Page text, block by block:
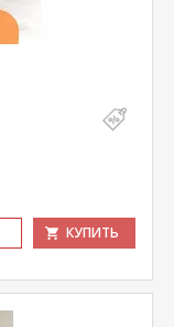
КУПИТЬ